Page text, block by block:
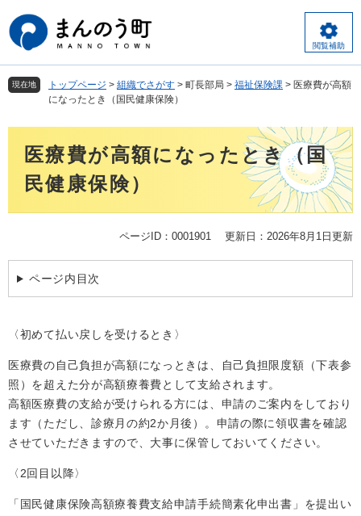
ー
ジ
先
頭
す
ニ
ュ
を
飛
し
閲覧補助
現在地 トップページ > 組織でさがす > 町長部局 > 福祉保険課 > 医療費が高額
になったとき（国民健康保険）
医療費が高額になったとき（国
民健康保険）
ページID：0001901 更新日：2026年8月1日更新
ページ内目次
〈初めて払い戻しを受けるとき〉
医療費の自己負担が高額になっときは、自己負担限度額（下表参
照）を超えた分が高額療養費として支給されます。
高額医療費の支給が受けられる方には、申請のご案内をしており
ます（ただし、診療月の約2か月後）。申請の際に領収書を確認
させていただきますので、大事に保管しておいてください。
〈2回目以降〉
「国民健康保険高額療養費支給申請手続簡素化申出書」を提出い